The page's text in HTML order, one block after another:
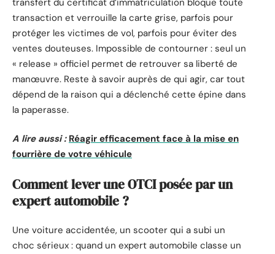
transaction et verrouille la carte grise, parfois pour
protéger les victimes de vol, parfois pour éviter des
ventes douteuses. Impossible de contourner : seul un
« release » officiel permet de retrouver sa liberté de
manœuvre. Reste à savoir auprès de qui agir, car tout
dépend de la raison qui a déclenché cette épine dans
la paperasse.
A lire aussi : Réagir efficacement face à la mise en
fourrière de votre véhicule
Comment lever une OTCI posée par un
expert automobile ?
Une voiture accidentée, un scooter qui a subi un
choc sérieux : quand un expert automobile classe un